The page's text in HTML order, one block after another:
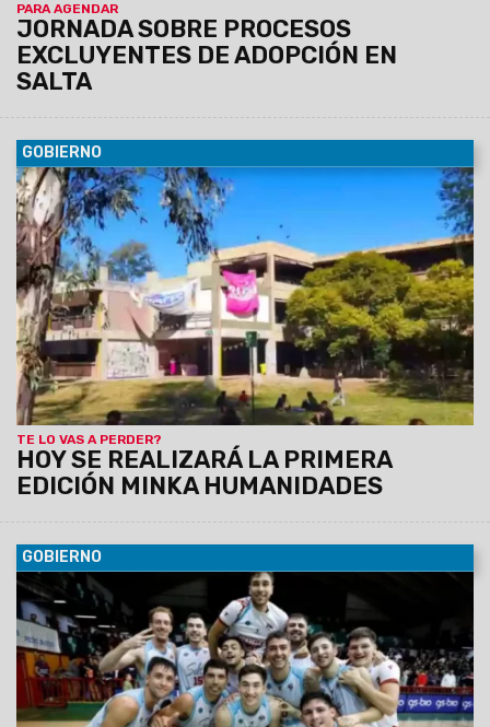
PARA AGENDAR
JORNADA SOBRE PROCESOS
EXCLUYENTES DE ADOPCIÓN EN
SALTA
GOBIERNO
TE LO VAS A PERDER?
HOY SE REALIZARÁ LA PRIMERA
EDICIÓN MINKA HUMANIDADES
02/05/2024 Tendrá lugar de 9 a 13 hs, en el Campus de la
Facultad de Humanidades, con el acompañamiento del área
de Desarrollo Artesanal de la Secretaría de Cultura de la
Provincia.
GOBIERNO
02/05/2024
El equipo salteño venció al histórico Atenas e
igualó la serie que continuará hoy 2 y el sábado 4 de mayo
en el estadio Delmi. Si es necesario un quinto partido, se
jugará en Córdoba.